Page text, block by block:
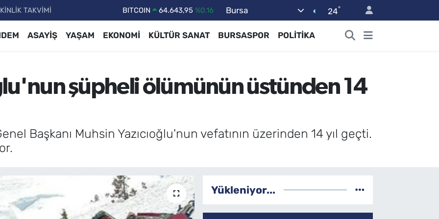
TAKVİMİ DOLAR 47,6704 %0
BİST100
13.799 %70
Bursa 24°
ASAYİŞ YAŞAM EKONOMİ KÜLTÜR SANAT BURSASPOR POLİTİKA
şüpheli ölümünün üstünden 14
Başkanı Muhsin Yazıcıoğlu'nun vefatının üzerinden 14 yıl geçti.
Yükleniyor...